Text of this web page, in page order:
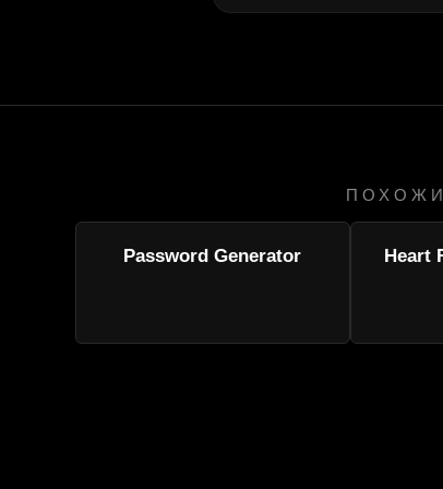
Password Generator Heart